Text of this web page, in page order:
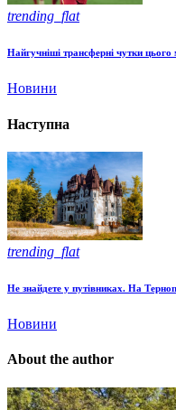
trending_flat
Найгучніші трансферні чутки цього
Новини
Наступна
trending_flat
Не знайдете у путівниках. На
Новини
About the author